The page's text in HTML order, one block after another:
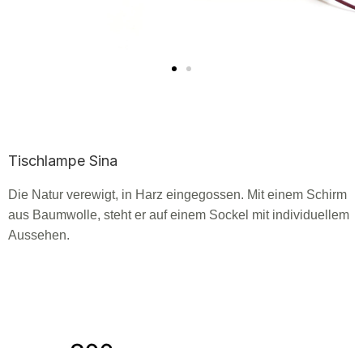
Tischlampe Sina
Die Natur verewigt, in Harz eingegossen. Mit einem Schirm
aus Baumwolle, steht er auf einem Sockel mit individuellem
Aussehen.